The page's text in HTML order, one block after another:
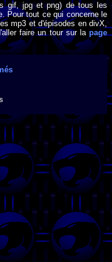
gif, jpg et png) de tous les
Pour tout ce qui concerne le
mp3 et d'épisodes en divX,
faire un tour sur la page